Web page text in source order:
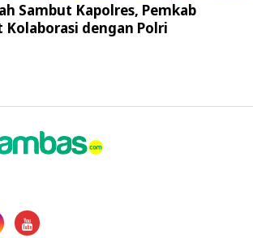
Sambut Kapolres, Pemkab
Kolaborasi dengan Polri